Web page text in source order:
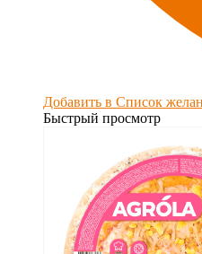
Добавить в Список
Быстрый просмотр